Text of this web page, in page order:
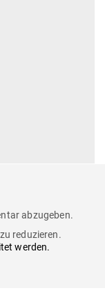
abzugeben.
reduzieren.
werden.